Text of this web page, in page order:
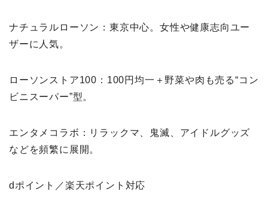
ナチュラルローソン：東京中心。女性や健康志向ユー
ザーに人気。
ローソンストア100：100円均一＋野菜や肉も売る“コン
ビニスーパー”型。
エンタメコラボ：リラックマ、鬼滅、アイドルグッズ
などを頻繁に展開。
dポイント／楽天ポイント対応